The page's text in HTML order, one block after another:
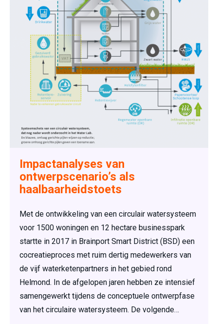
Impactanalyses van
ontwerpscenario’s als
haalbaarheidstoets
Met de ontwikkeling van een circulair watersysteem
voor 1500 woningen en 12 hectare businesspark
startte in 2017 in Brainport Smart District (BSD) een
cocreatieproces met ruim dertig medewerkers van
de vijf waterketenpartners in het gebied rond
Helmond. In de afgelopen jaren hebben ze intensief
samengewerkt tijdens de conceptuele ontwerpfase
van het circulaire watersysteem. De volgende…